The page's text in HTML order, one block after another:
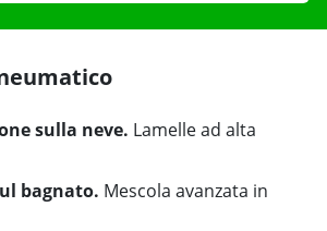
sulla neve. Lamelle ad alta
bagnato. Mescola avanzata in